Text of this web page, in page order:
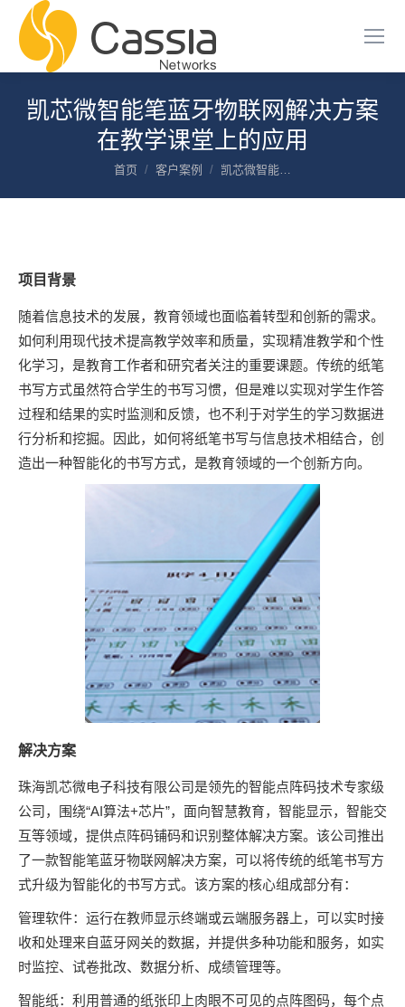
凯芯微智能笔蓝牙物联网解决方案
在教学课堂上的应用
您在这里：
首页 客户案例 凯芯微智能…
项目背景
随着信息技术的发展，教育领域也面临着转型和创新的需求。
如何利用现代技术提高教学效率和质量，实现精准教学和个性
化学习，是教育工作者和研究者关注的重要课题。传统的纸笔
书写方式虽然符合学生的书写习惯，但是难以实现对学生作答
过程和结果的实时监测和反馈，也不利于对学生的学习数据进
行分析和挖掘。因此，如何将纸笔书写与信息技术相结合，创
造出一种智能化的书写方式，是教育领域的一个创新方向。
解决方案
珠海凯芯微电子科技有限公司是领先的智能点阵码技术专家级
公司，围绕“AI算法+芯片”，面向智慧教育，智能显示，智能交
互等领域，提供点阵码铺码和识别整体解决方案。该公司推出
了一款智能笔蓝牙物联网解决方案，可以将传统的纸笔书写方
式升级为智能化的书写方式。该方案的核心组成部分有：
管理软件：运行在教师显示终端或云端服务器上，可以实时接
收和处理来自蓝牙网关的数据，并提供多种功能和服务，如实
时监控、试卷批改、数据分析、成绩管理等。
智能纸：利用普通的纸张印上肉眼不可见的点阵图码，每个点